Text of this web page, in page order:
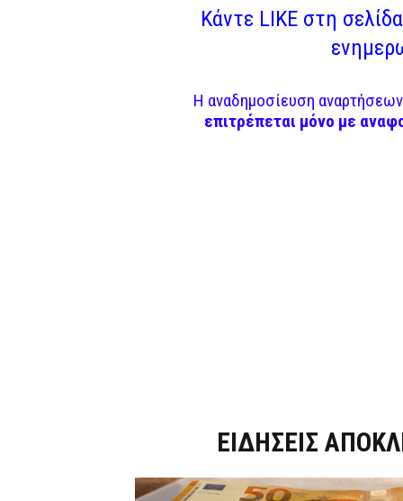
Κάντε LIKE στη
Η αναδημοσίευση
επιτρέπεται μόνο με
ΕΙΔΗΣΕΙΣ